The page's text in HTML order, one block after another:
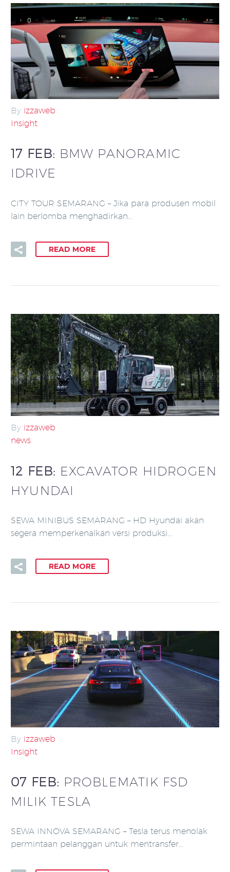
By izzaweb
Insight
17 FEB: BMW PANORAMIC
IDRIVE
CITY TOUR SEMARANG – Jika para produsen mobil
lain berlomba menghadirkan…
READ MORE
By izzaweb
news
12 FEB: EXCAVATOR HIDROGEN
HYUNDAI
SEWA MINIBUS SEMARANG – HD Hyundai akan
segera memperkenalkan versi produksi…
READ MORE
By izzaweb
Insight
07 FEB: PROBLEMATIK FSD
MILIK TESLA
SEWA INNOVA SEMARANG – Tesla terus menolak
permintaan pelanggan untuk mentransfer…